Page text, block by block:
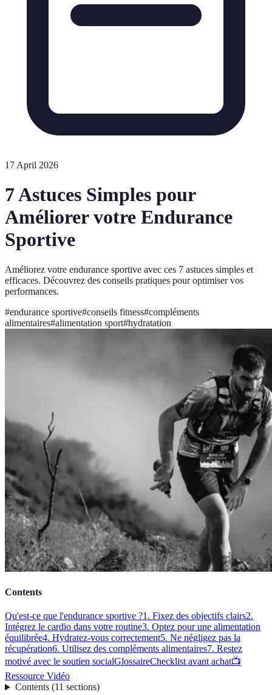
17 April 2026
7 Astuces Simples pour
Améliorer votre Endurance
Sportive
Améliorez votre endurance sportive avec ces 7 astuces simples et
efficaces. Découvrez des conseils pratiques pour optimiser vos
performances.
#endurance sportive#conseils fitness#compléments
alimentaires#alimentation sport#hydratation
Contents
Qu'est-ce que l'endurance sportive ?1. Fixez des objectifs clairs2.
Intégrez le cardio dans votre routine3. Optez pour une alimentation
équilibrée4. Hydratez-vous correctement5. Ne négligez pas la
récupération6. Utilisez des compléments alimentaires7. Restez
motivé avec le soutien socialGlossaireChecklist avant achat📺
Ressource Vidéo
Contents(11 sections)